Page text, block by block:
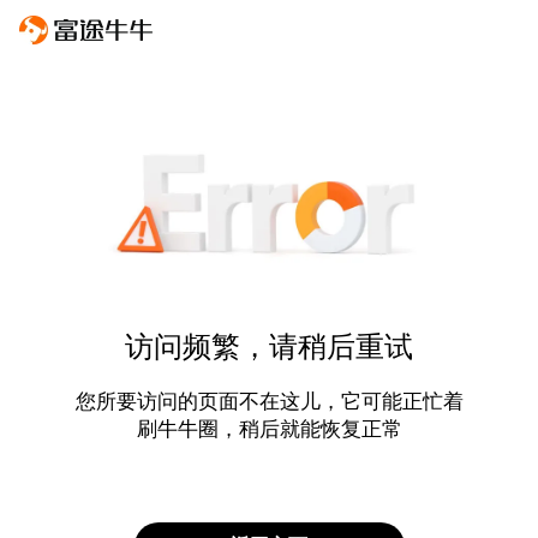
访问频繁，请稍后重试
您所要访问的页面不在这儿，它可能正忙着
刷牛牛圈，稍后就能恢复正常